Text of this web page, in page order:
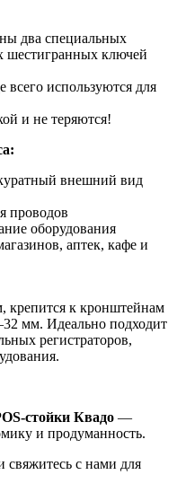
два специальных
шестигранных ключей
используются для
и не теряются!
внешний вид
проводов
оборудования
аптек, кафе и
крепится к кронштейнам
мм. Идеально подходит
регистраторов,
стойки Квадо —
и продуманность.
свяжитесь с нами для